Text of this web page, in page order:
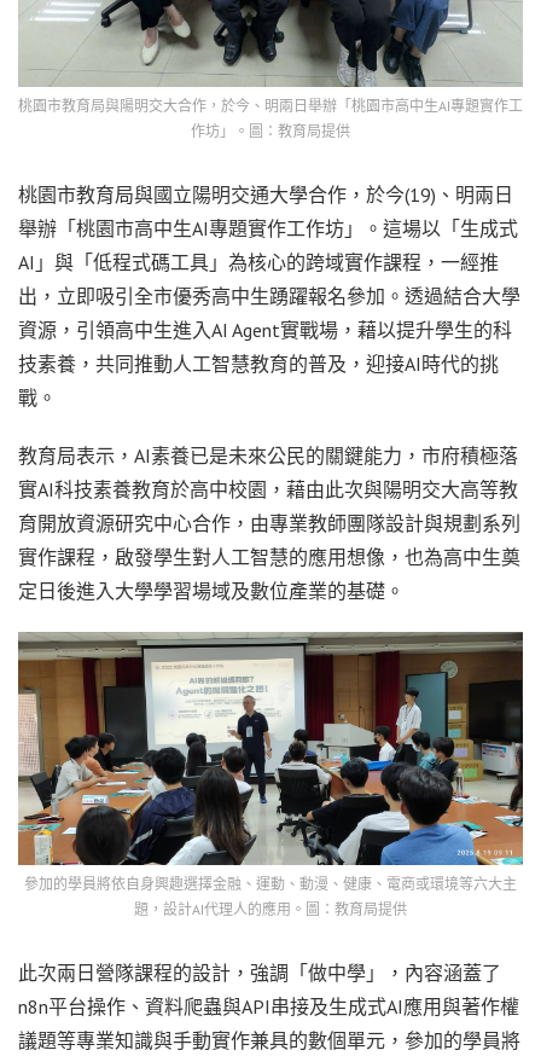
桃園市教育局與陽明交大合作，於今、明兩日舉辦「桃園市高中生AI專題實作工
作坊」。圖：教育局提供
桃園市教育局與國立陽明交通大學合作，於今(19)、明兩日
舉辦「桃園市高中生AI專題實作工作坊」。這場以「生成式
AI」與「低程式碼工具」為核心的跨域實作課程，一經推
出，立即吸引全市優秀高中生踴躍報名參加。透過結合大學
資源，引領高中生進入AI Agent實戰場，藉以提升學生的科
技素養，共同推動人工智慧教育的普及，迎接AI時代的挑
戰。
教育局表示，AI素養已是未來公民的關鍵能力，市府積極落
實AI科技素養教育於高中校園，藉由此次與陽明交大高等教
育開放資源研究中心合作，由專業教師團隊設計與規劃系列
實作課程，啟發學生對人工智慧的應用想像，也為高中生奠
定日後進入大學學習場域及數位產業的基礎。
參加的學員將依自身興趣選擇金融、運動、動漫、健康、電商或環境等六大主
題，設計AI代理人的應用。圖：教育局提供
此次兩日營隊課程的設計，強調「做中學」，內容涵蓋了
n8n平台操作、資料爬蟲與API串接及生成式AI應用與著作權
議題等專業知識與手動實作兼具的數個單元，參加的學員將